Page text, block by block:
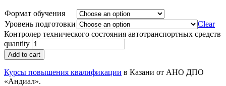
Формат обучения
Уровень подготовки
Clear
Контролер технического состояния автотранспортных средств
quantity
Add to cart
Курсы повышения квалификации в Казани от АНО ДПО
«Андиал».